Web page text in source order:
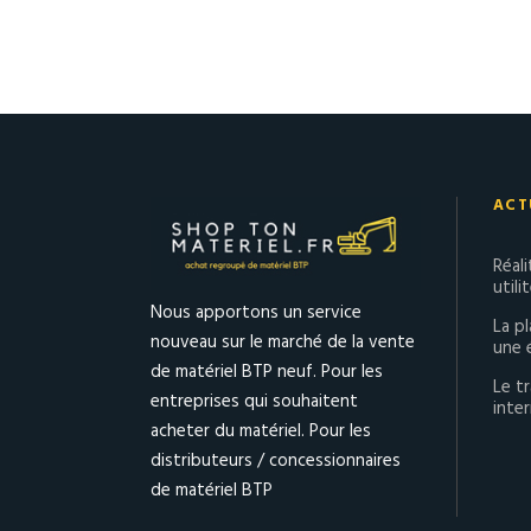
Nous apportons un service
nouveau sur le marché de la vente
de matériel BTP neuf. Pour les
entreprises qui souhaitent
acheter du matériel. Pour les
distributeurs / concessionnaires
de matériel BTP
La
une
Le